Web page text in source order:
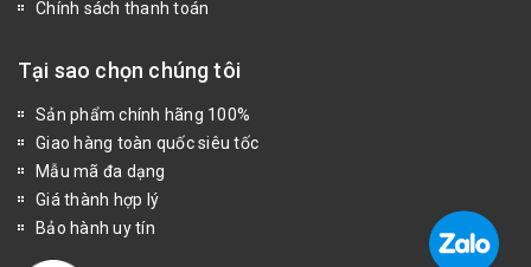
Chính sách thanh toán
Tại sao chọn chúng tôi
Sản phẩm chính hãng 100%
Giao hàng toàn quốc siêu tốc
Mẫu mã đa dạng
Giá thành hợp lý
Bảo hành uy tín